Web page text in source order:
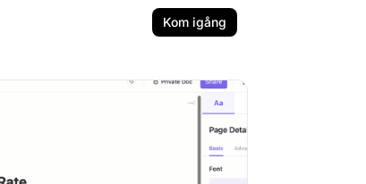
Kom igång